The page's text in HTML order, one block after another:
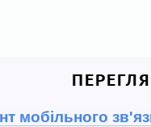
мобільного